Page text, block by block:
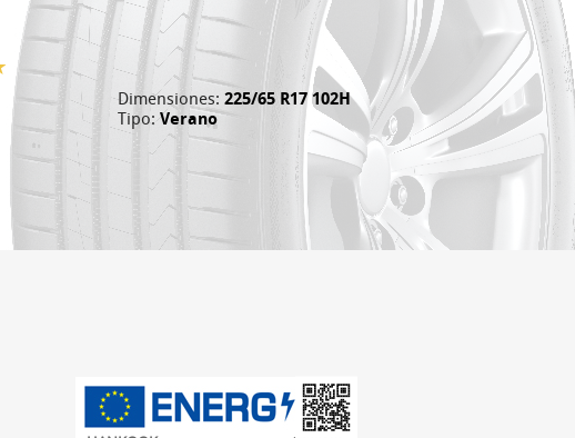
Dimensiones: 225/65 R17 102H
Tipo:Verano